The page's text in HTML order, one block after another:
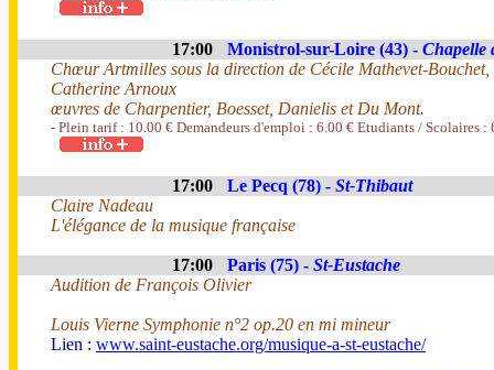
17:00 Monistrol-sur-Loire (43) - Chapelle
Chœur Artmilles sous la direction de Cécile Mathevet-
Catherine Arnoux
œuvres de Charpentier, Boesset, Danielis et Du Mont.
- Plein tarif : 10.00 € Demandeurs d'emploi : 6.00 € Etudiants / Scolaires :
17:00 Le Pecq (78) - St-Thibaut
Claire Nadeau
L'élégance de la musique française
17:00 Paris (75) - St-Eustache
Audition de François Olivier
Louis Vierne Symphonie n°2 op.20 en mi mineur
Lien : www.saint-eustache.org/musique-a-st-eustache/